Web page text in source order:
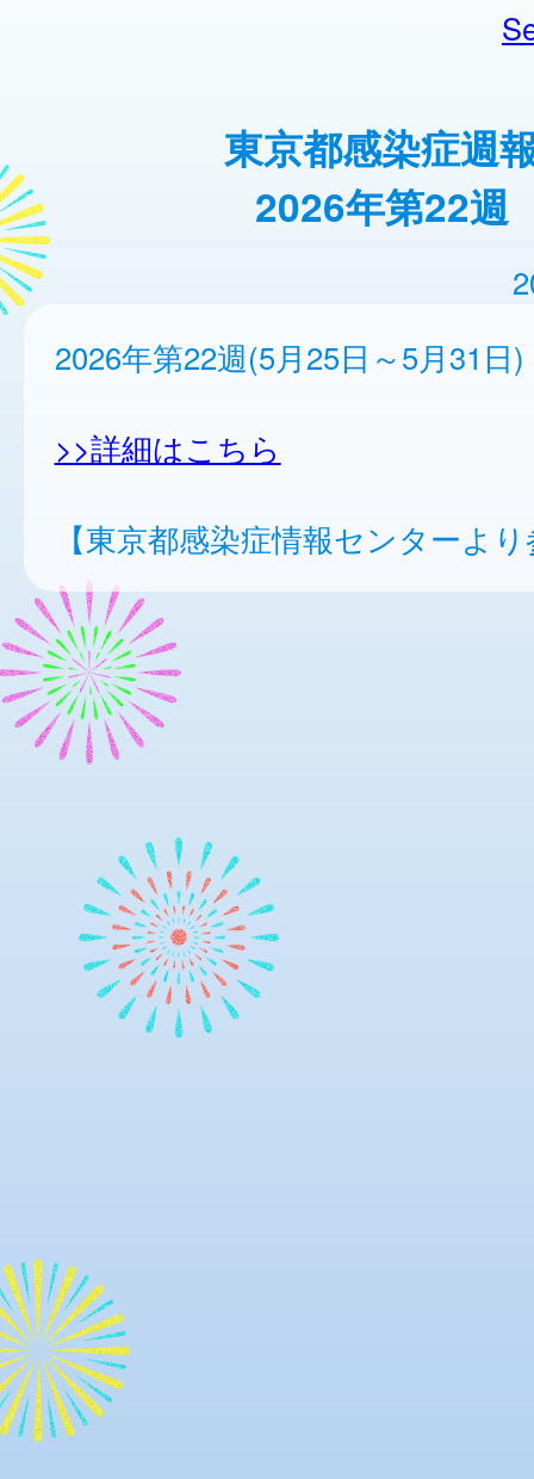
東京都感染症週
2026年第22週
2026年第22週(5月25日～5月31日)
>>詳細はこちら
【東京都感染症情報センターよ